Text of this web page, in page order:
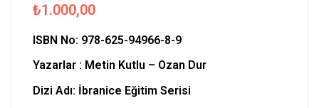
₺1.000,00
ISBN No: 978-625-94966-8-9
Yazarlar : Metin Kutlu – Ozan Dur
Dizi Adı: İbranice Eğitim Serisi